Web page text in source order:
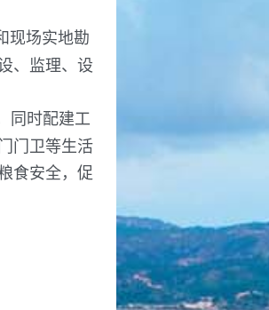
现场实地勘
、监理、设
同时配建工
门卫等生活
食安全，促